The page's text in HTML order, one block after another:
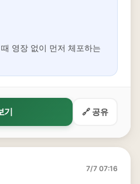
영장 없이 먼저 체포하는
기 🔗 공유
7/7 07:16